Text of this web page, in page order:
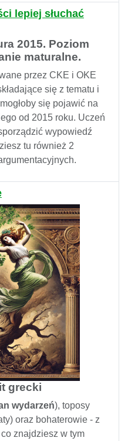
lepiej słuchać
2015. Poziom
maturalne.
przez CKE i OKE
się z tematu i
się pojawić na
od 2015 roku. Uczeń
wypowiedź
tu również 2
grecki
wydarzeń), toposy
oraz bohaterowie - z
znajdziesz w tym